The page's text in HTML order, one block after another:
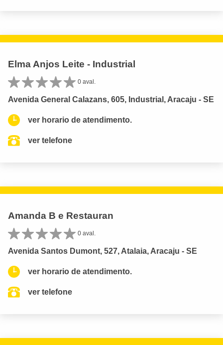
Elma Anjos Leite - Industrial
0 aval.
Avenida General Calazans, 605, Industrial, Aracaju - SE
ver horario de atendimento.
ver telefone
Amanda B e Restauran
0 aval.
Avenida Santos Dumont, 527, Atalaia, Aracaju - SE
ver horario de atendimento.
ver telefone